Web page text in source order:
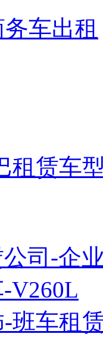
车出租
租赁车
司-企
V260L
班车租